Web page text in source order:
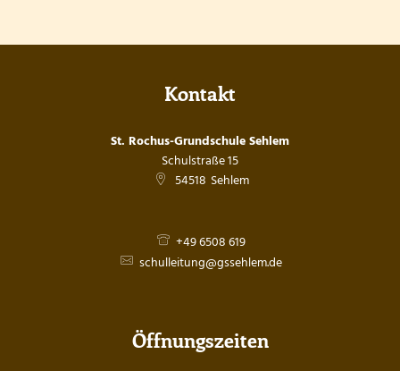
Kontakt
St. Rochus-Grundschule Sehlem
Schulstraße 15
54518 Sehlem
+49 6508 619
schulleitung@gssehlem.de
Öffnungszeiten